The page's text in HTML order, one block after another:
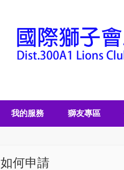
我的服務 獅友專區
如何申請